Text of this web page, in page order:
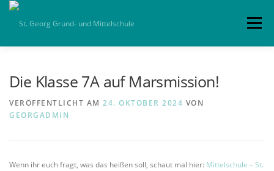
Zum
springen
Menü
TERMINE
PARTNER DOWNLOADS IMPRESSUM
Die Klasse 7A auf Marsmission!
VERÖFFENTLICHT AM 24. OKTOBER 2024 VON
GEORGADMIN
Wenn ihr euch fragt, was das heißen soll, schaut mal hier: Mittelschule – St.